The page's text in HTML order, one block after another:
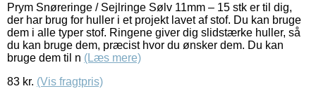
Prym Snøreringe / Sejlringe Sølv 11mm – 15 stk er til dig,
der har brug for huller i et projekt lavet af stof. Du kan bruge
dem i alle typer stof. Ringene giver dig slidstærke huller, så
du kan bruge dem, præcist hvor du ønsker dem. Du kan
bruge dem til n (Læs mere)
83 kr. (Vis fragtpris)